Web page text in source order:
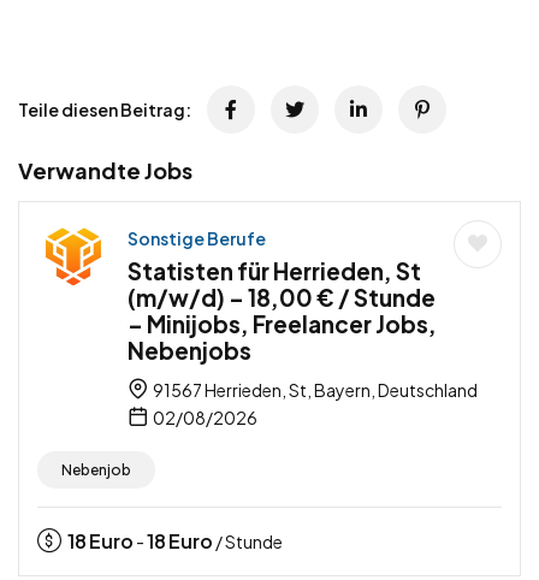
Teile diesen Beitrag:
Verwandte Jobs
Sonstige Berufe
Statisten für Herrieden, St
(m/w/d) – 18,00 € / Stunde
– Minijobs, Freelancer Jobs,
Nebenjobs
91567 Herrieden, St, Bayern, Deutschland
02/08/2026
Nebenjob
18Euro -18Euro / Stunde